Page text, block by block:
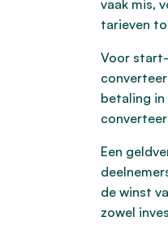
vaak mis,
tarieven
Voor
betaling in
Een
de winst
zowel